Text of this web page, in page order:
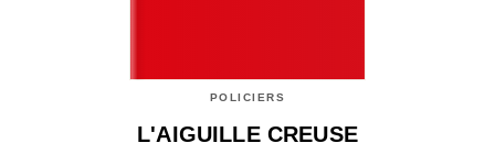
POLICIERS
L'AIGUILLE CREUSE